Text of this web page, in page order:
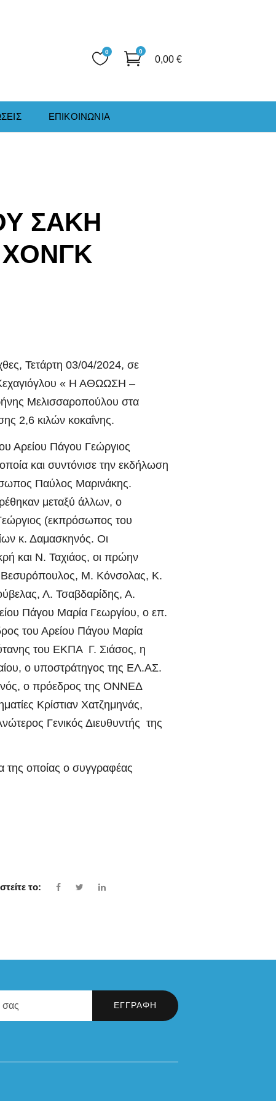
0
0,00 €
0
ΕΠΙΚΟΙΝΩΝΙΑ
ΣΑΚΗ
Τετάρτη 03/04/2024, σε
Κεχαγιόγλου « Η ΑΘΩΩΣΗ –
Μελισσαροπούλου στα
2,6 κιλών κοκαΐνης.
Αρείου Πάγου Γεώργιος
και συντόνισε την εκδήλωση
Παύλος Μαρινάκης.
μεταξύ άλλων, ο
(εκπρόσωπος του
κ. Δαμασκηνός. Οι
και Ν. Ταχιάος, οι πρώην
Βεσυρόπουλος, Μ. Κόνσολας, Κ.
Λ. Τσαβδαρίδης, Α.
Πάγου Μαρία Γεωργίου, ο επ.
του Αρείου Πάγου Μαρία
του ΕΚΠΑ Γ. Σιάσος, η
ο υποστράτηγος της ΕΛ.ΑΣ.
ο πρόεδρος της ΟΝΝΕΔ
Κρίστιαν Χατζημηνάς,
Γενικός Διευθυντής της
της οποίας ο συγγραφέας
το: